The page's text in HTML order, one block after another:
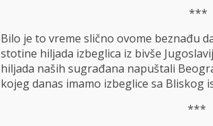
***
Bilo je to vreme slično ovome beznađu
stotine hiljada izbeglica iz bivše
hiljada naših sugrađana napuštali
kojeg danas imamo izbeglice sa Bliskog
***